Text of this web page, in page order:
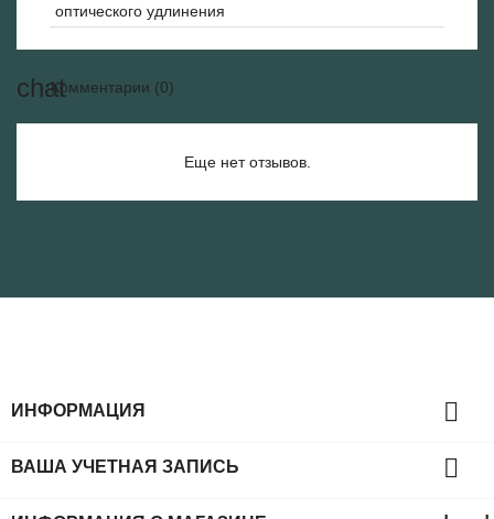
оптического удлинения
Комментарии (0)
Еще нет отзывов.
ИНФОРМАЦИЯ 
ВАША УЧЕТНАЯ ЗАПИСЬ 